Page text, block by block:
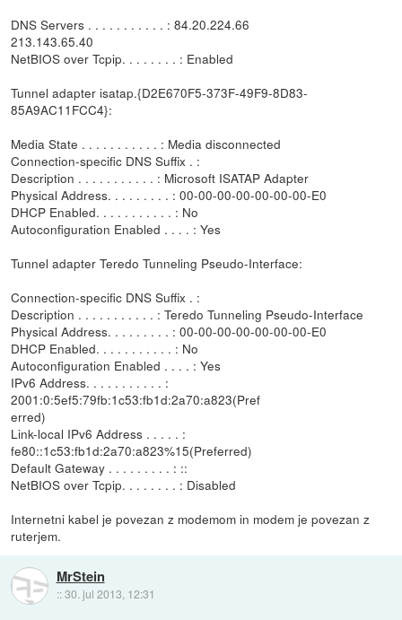
DNS Servers . . . . . . . . . . . : 84.20.224.66
213.143.65.40
NetBIOS over Tcpip. . . . . . . . : Enabled
Tunnel adapter isatap.{D2E670F5-373F-49F9-8D83-
85A9AC11FCC4}:
Media State . . . . . . . . . . . : Media disconnected
Connection-specific DNS Suffix . :
Description . . . . . . . . . . . : Microsoft ISATAP Adapter
Physical Address. . . . . . . . . : 00-00-00-00-00-00-00-E0
DHCP Enabled. . . . . . . . . . . : No
Autoconfiguration Enabled . . . . : Yes
Tunnel adapter Teredo Tunneling Pseudo-Interface:
Connection-specific DNS Suffix . :
Description . . . . . . . . . . . : Teredo Tunneling Pseudo-Interface
Physical Address. . . . . . . . . : 00-00-00-00-00-00-00-E0
DHCP Enabled. . . . . . . . . . . : No
Autoconfiguration Enabled . . . . : Yes
IPv6 Address. . . . . . . . . . . :
2001:0:5ef5:79fb:1c53:fb1d:2a70:a823(Pref
erred)
Link-local IPv6 Address . . . . . :
fe80::1c53:fb1d:2a70:a823%15(Preferred)
Default Gateway . . . . . . . . . : ::
NetBIOS over Tcpip. . . . . . . . : Disabled
Internetni kabel je povezan z modemom in modem je povezan z
ruterjem.
MrStein
::30. jul 2013, 12:31